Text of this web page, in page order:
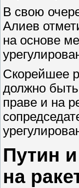
В свою
Алиев
на основе
Скорейшее
должно
праве и на
Путин
на